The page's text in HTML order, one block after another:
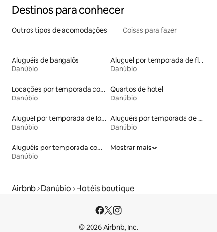
Destinos para conhecer
Outros tipos de acomodações Coisas para fazer
Aluguéis de bangalôs
Danúbio
Aluguel por temporada de flats
Danúbio
Locações por temporada com piscina
Danúbio
Quartos de hotel
Danúbio
Aluguel por temporada de lofts
Danúbio
Aluguéis por temporada de acomodações de luxo
Danúbio
Aluguéis por temporada com vista para a praia
Danúbio
Mostrar mais
Airbnb Danúbio Hotéis boutique
© 2026 Airbnb, Inc.